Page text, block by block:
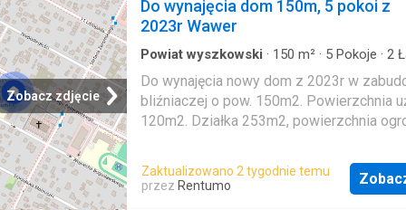
Zobacz zdjęcie
Do wynajęcia dom 150m, 5 pokoi z
2023r Wawer
Powiat wyszkowski · 150 m² · 5 Pokoje · 2
Do wynajęcia nowy dom z 2023r w
bliźniaczej o pow. 150m2. Powierzchnia
120m2. Działka 253m2, powierzchnia
35m2 z aneksem kuchennym o pow.
2,5m2, holu, schowka oraz garażu 1
stanowiskowego, (piętro): 4 samodzielne
Zaktualizowano 2 tygodnie temu
przez Rentumo